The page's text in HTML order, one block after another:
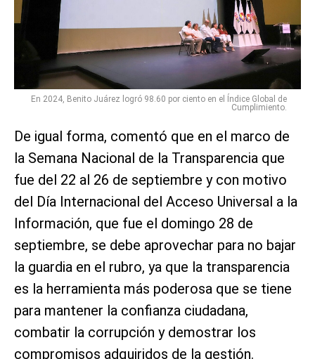
En 2024, Benito Juárez logró 98.60 por ciento en el Índice Global de
Cumplimiento.
De igual forma, comentó que en el marco de
la Semana Nacional de la Transparencia que
fue del 22 al 26 de septiembre y con motivo
del Día Internacional del Acceso Universal a la
Información, que fue el domingo 28 de
septiembre, se debe aprovechar para no bajar
la guardia en el rubro, ya que la transparencia
es la herramienta más poderosa que se tiene
para mantener la confianza ciudadana,
combatir la corrupción y demostrar los
compromisos adquiridos de la gestión.